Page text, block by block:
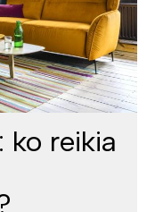
ko reikia